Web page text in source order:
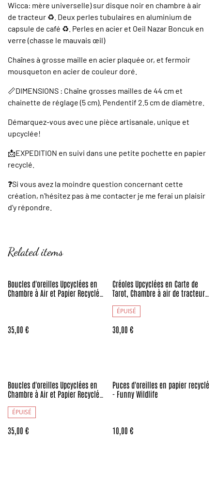
Wicca: mère universelle) sur disque noir en chambre à air
de tracteur ♻️. Deux perles tubulaires en aluminium de
capsule de café ♻️. Perles en acier et Oeil Nazar Boncuk en
verre (chasse le mauvais œil)
Chaînes à grosse maille en acier plaquée or, et fermoir
mousqueton en acier de couleur doré.
📏DIMENSIONS : Chaîne grosses mailles de 44 cm et
chainette de réglage (5 cm). Pendentif 2.5 cm de diamètre.
Démarquez-vous avec une pièce artisanale, unique et
upcyclée!
📩EXPEDITION en suivi dans une petite pochette en papier
recyclé.
❓️Si vous avez la moindre question concernant cette
création, n'hésitez pas à me contacter je me ferai un plaisir
d'y répondre.
Related items
Boucles d'oreilles Upcyclées en
Chambre à Air et Papier Recyclés
35,00 €
Créoles Upcyclées en Carte de
Tarot, Chambre à air de tracteur
ÉPUISÉ
30,00 €
Boucles d'oreilles Upcyclées en
Chambre à Air et Papier Recyclés
ÉPUISÉ
35,00 €
Puces d'oreilles en papier recyclé
- Funny Wildlife
10,00 €